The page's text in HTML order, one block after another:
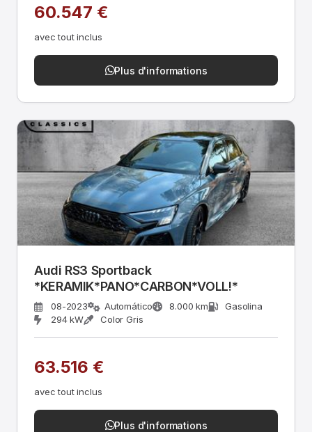
60.547 €
avec tout inclus
Plus d'informations
Audi RS3 Sportback
*KERAMIK*PANO*CARBON*VOLL!*
08-2023 Automático 8.000 km
Gasolina
294 kW
Color Gris
63.516 €
avec tout inclus
Plus d'informations